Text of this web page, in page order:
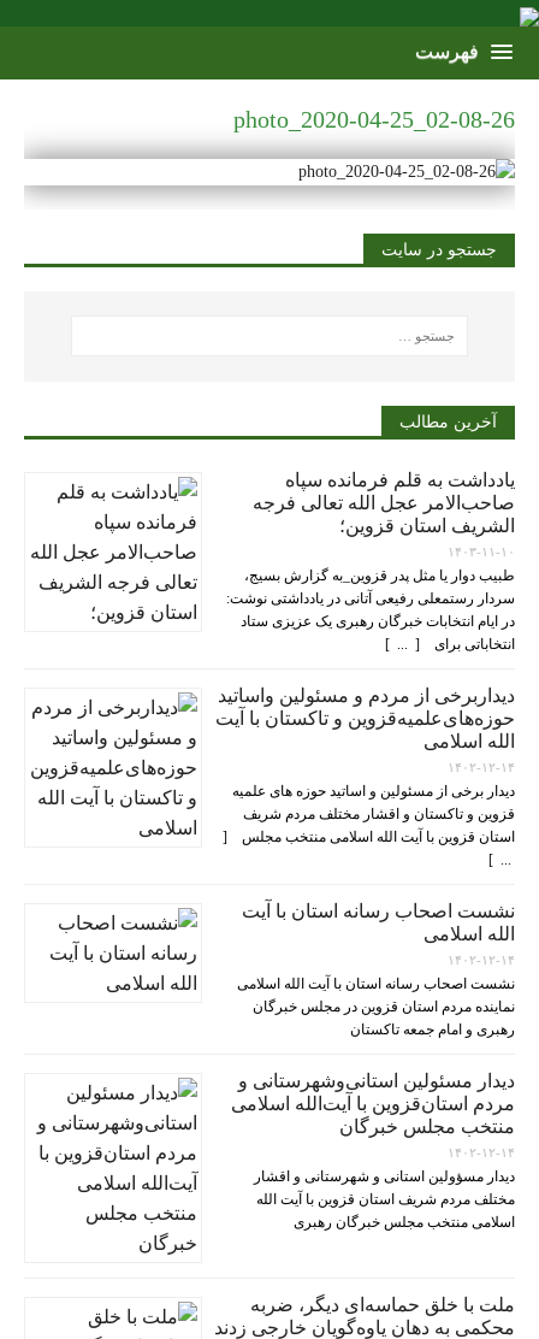
photo_2020-04-25_02-08-26
جستجو در سایت
آخرین مطالب
یادداشت به قلم فرمانده سپاه
صاحب‌الامر عجل الله تعالی فرجه
الشریف استان قزوین؛
۱۴۰۳-۱۱-۱۰
طبیب دوار یا مثل پدر قزوین_به گزارش بسیج،
سردار رستمعلی رفیعی آتانی در یادداشتی نوشت:
در ایام انتخابات خبرگان رهبری یک عزیزی ستاد
انتخاباتی برای [ ... ]
دیداربرخی از مردم و مسئولین واساتید
حوزه‌های‌علمیه‌قزوین و تاکستان با آیت
الله اسلامی
۱۴۰۲-۱۲-۱۴
دیدار برخی از مسئولین و اساتید حوزه های علمیه
قزوین و تاکستان و اقشار مختلف مردم شریف
استان قزوین با آیت الله اسلامی منتخب مجلس [
... ]
نشست اصحاب رسانه استان با آیت
الله اسلامی
۱۴۰۲-۱۲-۱۴
نشست اصحاب رسانه استان با آیت الله اسلامی
نماینده مردم استان قزوین در مجلس خبرگان
رهبری و امام جمعه تاکستان
دیدار مسئولین استانی‌وشهرستانی و
مردم‌ استان‌قزوین با آیت‌الله‌ اسلامی
منتخب مجلس‌ خبرگان
۱۴۰۲-۱۲-۱۴
دیدار مسؤولین استانی و شهرستانی و اقشار
مختلف مردم شریف استان قزوین با آیت الله
اسلامی منتخب مجلس خبرگان رهبری
ملت با خلق حماسه‌ای دیگر، ضربه
محکمی به دهان یاوه‌گویان خارجی زدند